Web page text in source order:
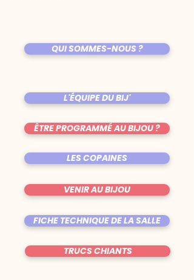
QUI SOMMES-NOUS ?
L'ÉQUIPE DU BIJ'
ÊTRE PROGRAMMÉ AU BIJOU ?
LES COPAINES
VENIR AU BIJOU
FICHE TECHNIQUE DE LA SALLE
TRUCS CHIANTS